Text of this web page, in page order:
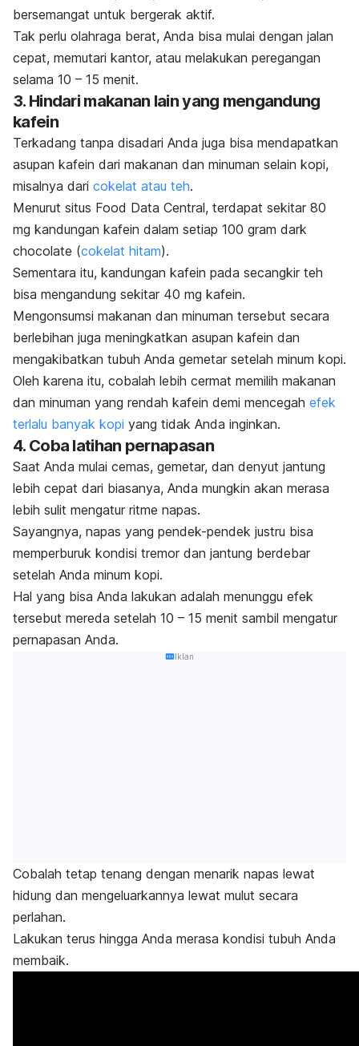
bersemangat untuk bergerak aktif.
Tak perlu olahraga berat, Anda bisa mulai dengan jalan
cepat, memutari kantor, atau melakukan peregangan
selama 10 – 15 menit.
3. Hindari makanan lain yang mengandung
kafein
Terkadang tanpa disadari Anda juga bisa mendapatkan
asupan kafein dari makanan dan minuman selain kopi,
misalnya dari cokelat atau teh.
Menurut situs Food Data Central, terdapat sekitar 80
mg kandungan kafein dalam setiap 100 gram dark
chocolate (cokelat hitam).
Sementara itu, kandungan kafein pada secangkir teh
bisa mengandung sekitar 40 mg kafein.
Mengonsumsi makanan dan minuman tersebut secara
berlebihan juga meningkatkan asupan kafein dan
mengakibatkan tubuh Anda gemetar setelah minum kopi.
Oleh karena itu, cobalah lebih cermat memilih makanan
dan minuman yang rendah kafein demi mencegah efek
terlalu banyak kopi yang tidak Anda inginkan.
4. Coba latihan pernapasan
Saat Anda mulai cemas, gemetar, dan denyut jantung
lebih cepat dari biasanya, Anda mungkin akan merasa
lebih sulit mengatur ritme napas.
Sayangnya, napas yang pendek-pendek justru bisa
memperburuk kondisi tremor dan jantung berdebar
setelah Anda minum kopi.
Hal yang bisa Anda lakukan adalah menunggu efek
tersebut mereda setelah 10 – 15 menit sambil mengatur
pernapasan Anda.
Iklan
Cobalah tetap tenang dengan menarik napas lewat
hidung dan mengeluarkannya lewat mulut secara
perlahan.
Lakukan terus hingga Anda merasa kondisi tubuh Anda
membaik.